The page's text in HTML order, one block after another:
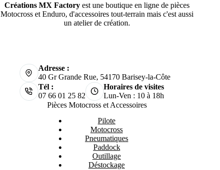
Créations MX Factoryest une boutique en ligne de pièces
Motocross et Enduro, d'accessoires tout-terrain mais c'est aussi
un atelier de création.
Adresse :
40 Gr Grande Rue, 54170 Barisey-la-Côte
Tél :
07 66 01 25 82
Horaires de visites
Lun-Ven : 10 à 18h
Pièces Motocross et Accessoires
Pilote
Motocross
Pneumatiques
Paddock
Outillage
Déstockage